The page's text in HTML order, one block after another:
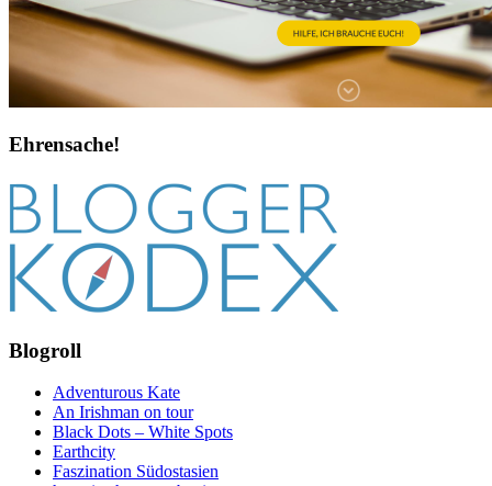
Ehrensache!
Blogroll
Adventurous Kate
An Irishman on tour
Black Dots – White Spots
Earthcity
Faszination Südostasien